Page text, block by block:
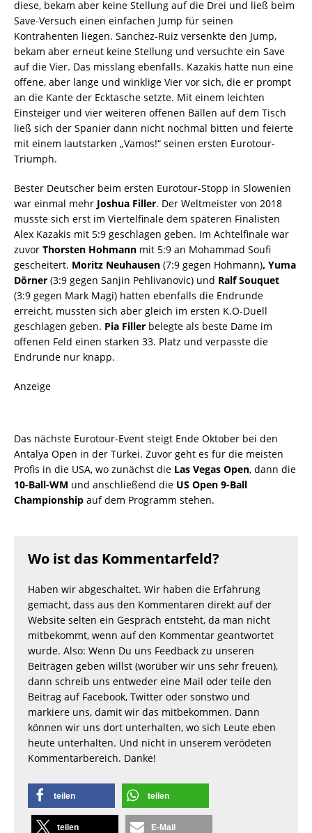
diese, bekam aber keine Stellung auf die Drei und ließ beim
Save-Versuch einen einfachen Jump für seinen
Kontrahenten liegen. Sanchez-Ruiz versenkte den Jump,
bekam aber erneut keine Stellung und versuchte ein Save
auf die Vier. Das misslang ebenfalls. Kazakis hatte nun eine
offene, aber lange und winklige Vier vor sich, die er prompt
an die Kante der Ecktasche setzte. Mit einem leichten
Einsteiger und vier weiteren offenen Bällen auf dem Tisch
ließ sich der Spanier dann nicht nochmal bitten und feierte
mit einem lautstarken „Vamos!“ seinen ersten Eurotour-
Triumph.
Bester Deutscher beim ersten Eurotour-Stopp in Slowenien
war einmal mehr Joshua Filler. Der Weltmeister von 2018
musste sich erst im Viertelfinale dem späteren Finalisten
Alex Kazakis mit 5:9 geschlagen geben. Im Achtelfinale war
zuvor Thorsten Hohmann mit 5:9 an Mohammad Soufi
gescheitert. Moritz Neuhausen (7:9 gegen Hohmann), Yuma
Dörner (3:9 gegen Sanjin Pehlivanovic) und Ralf Souquet
(3:9 gegen Mark Magi) hatten ebenfalls die Endrunde
erreicht, mussten sich aber gleich im ersten K.O-Duell
geschlagen geben. Pia Filler belegte als beste Dame im
offenen Feld einen starken 33. Platz und verpasste die
Endrunde nur knapp.
Anzeige
Das nächste Eurotour-Event steigt Ende Oktober bei den
Antalya Open in der Türkei. Zuvor geht es für die meisten
Profis in die USA, wo zunächst die Las Vegas Open, dann die
10-Ball-WM und anschließend die US Open 9-Ball
Championship auf dem Programm stehen.
Wo ist das Kommentarfeld?
Haben wir abgeschaltet. Wir haben die Erfahrung
gemacht, dass aus den Kommentaren direkt auf der
Website selten ein Gespräch entsteht, da man nicht
mitbekommt, wenn auf den Kommentar geantwortet
wurde. Also: Wenn Du uns Feedback zu unseren
Beiträgen geben willst (worüber wir uns sehr freuen),
dann schreib uns entweder eine Mail oder teile den
Beitrag auf Facebook, Twitter oder sonstwo und
markiere uns, damit wir das mitbekommen. Dann
können wir uns dort unterhalten, wo sich Leute eben
heute unterhalten. Und nicht in unserem verödeten
Kommentarbereich. Danke!
teilen teilen
teilen E-Mail